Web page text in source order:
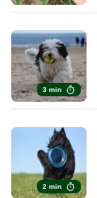
3 min
2 min